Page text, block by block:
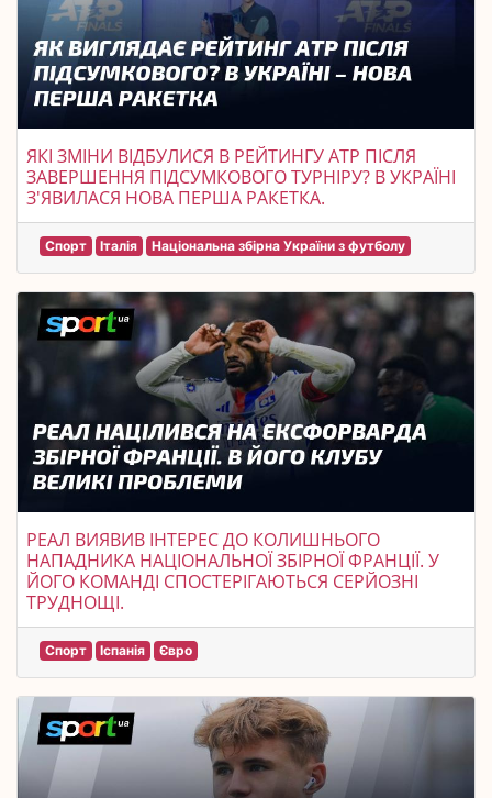
ЯКІ ЗМІНИ ВІДБУЛИСЯ В РЕЙТИНГУ АТР ПІСЛЯ
ЗАВЕРШЕННЯ ПІДСУМКОВОГО ТУРНІРУ? В УКРАЇНІ
З'ЯВИЛАСЯ НОВА ПЕРША РАКЕТКА.
Спорт Італія Національна збірна України з футболу
РЕАЛ ВИЯВИВ ІНТЕРЕС ДО КОЛИШНЬОГО
НАПАДНИКА НАЦІОНАЛЬНОЇ ЗБІРНОЇ ФРАНЦІЇ. У
ЙОГО КОМАНДІ СПОСТЕРІГАЮТЬСЯ СЕРЙОЗНІ
ТРУДНОЩІ.
Спорт Іспанія Євро